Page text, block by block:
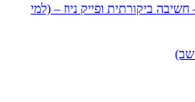
ביקורתית ופייק ניוז – (למי